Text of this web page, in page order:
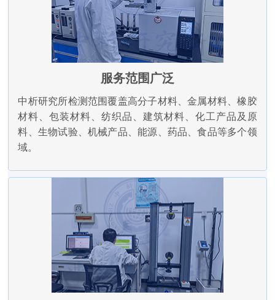
服务范围广泛
中析研究所检测范围覆盖高分子材料、金属材料、橡胶
材料、包装材料、纺织品、建筑材料、化工产品及原
料、生物试验、机械产品、能源、药品、食品等多个领
域。